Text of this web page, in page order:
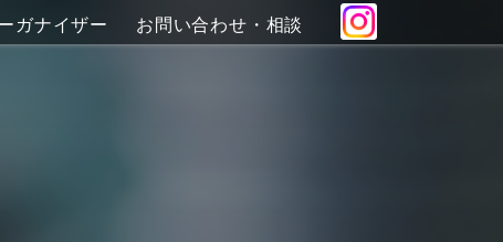
ガナイザー お問い合わせ・相談